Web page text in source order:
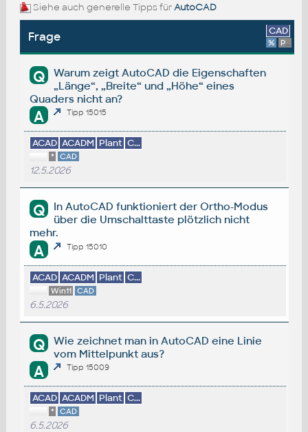
Siehe auch generelle Tipps fürAutoCAD
Frage CAD
% Platform
Q
Warum zeigt AutoCAD die Eigenschaften
„Länge“, „Breite“ und „Höhe“ eines
Quaders nicht an?
A Tipp 15015
ACAD ACADM Plant C...
* CAD
12.5.2026
Q
In AutoCAD funktioniert der Ortho-Modus
über die Umschalttaste plötzlich nicht
mehr.
A Tipp 15010
ACAD ACADM Plant C...
Win11 CAD
6.5.2026
Q
Wie zeichnet man in AutoCAD eine Linie
vom Mittelpunkt aus?
A Tipp 15009
ACAD ACADM Plant C...
* CAD
6.5.2026